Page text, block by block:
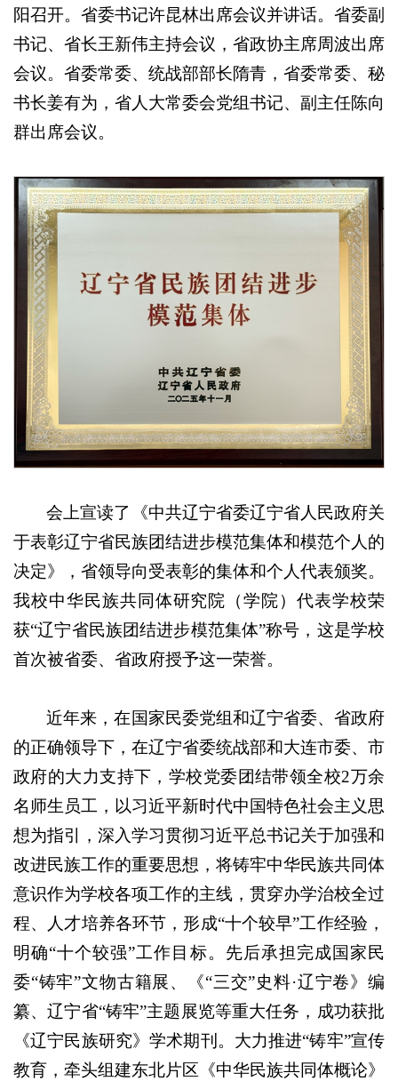
阳召开。省委书记许昆林出席会议并讲话。省委副
书记、省长王新伟主持会议，省政协主席周波出席
会议。省委常委、统战部部长隋青，省委常委、秘
书长姜有为，省人大常委会党组书记、副主任陈向
群出席会议。
会上宣读了《中共辽宁省委辽宁省人民政府关
于表彰辽宁省民族团结进步模范集体和模范个人的
决定》，省领导向受表彰的集体和个人代表颁奖。
我校中华民族共同体研究院（学院）代表学校荣
获“辽宁省民族团结进步模范集体”称号，这是学校
首次被省委、省政府授予这一荣誉。
近年来，在国家民委党组和辽宁省委、省政府
的正确领导下，在辽宁省委统战部和大连市委、市
政府的大力支持下，学校党委团结带领全校2万余
名师生员工，以习近平新时代中国特色社会主义思
想为指引，深入学习贯彻习近平总书记关于加强和
改进民族工作的重要思想，将铸牢中华民族共同体
意识作为学校各项工作的主线，贯穿办学治校全过
程、人才培养各环节，形成“十个较早”工作经验，
明确“十个较强”工作目标。先后承担完成国家民
委“铸牢”文物古籍展、《“三交”史料·辽宁卷》编
纂、辽宁省“铸牢”主题展览等重大任务，成功获批
《辽宁民族研究》学术期刊。大力推进“铸牢”宣传
教育，牵头组建东北片区《中华民族共同体概论》